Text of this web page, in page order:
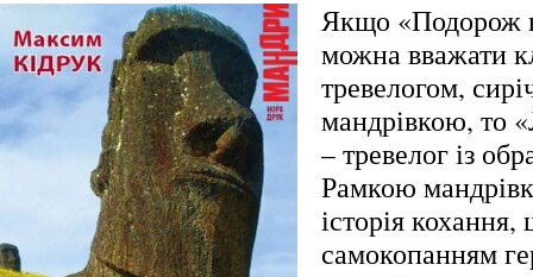
Якщо «Подорож
можна вважати
тревелогом,
мандрівкою, то
– тревелог із
Рамкою
історія
самокопанням